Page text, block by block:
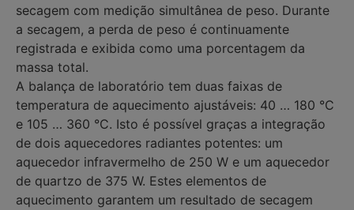
secagem com medição simultânea de peso. Durante
a secagem, a perda de peso é continuamente
registrada e exibida como uma porcentagem da
massa total.
A balança de laboratório tem duas faixas de
temperatura de aquecimento ajustáveis: 40 … 180 °C
e 105 … 360 °C. Isto é possível graças a integração
de dois aquecedores radiantes potentes: um
aquecedor infravermelho de 250 W e um aquecedor
de quartzo de 375 W. Estes elementos de
aquecimento garantem um resultado de secagem